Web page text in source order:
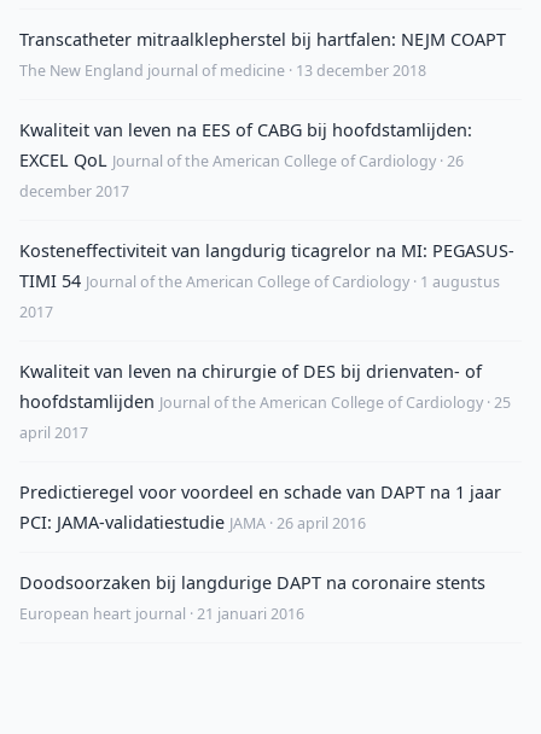
Transcatheter mitraalklepherstel bij hartfalen: NEJM COAPT
The New England journal of medicine · 13 december 2018
Kwaliteit van leven na EES of CABG bij hoofdstamlijden:
EXCEL QoL Journal of the American College of Cardiology · 26
december 2017
Kosteneffectiviteit van langdurig ticagrelor na MI: PEGASUS-
TIMI 54 Journal of the American College of Cardiology · 1 augustus
2017
Kwaliteit van leven na chirurgie of DES bij drienvaten- of
hoofdstamlijden Journal of the American College of Cardiology · 25
april 2017
Predictieregel voor voordeel en schade van DAPT na 1 jaar
PCI: JAMA-validatiestudie JAMA · 26 april 2016
Doodsoorzaken bij langdurige DAPT na coronaire stents
European heart journal · 21 januari 2016